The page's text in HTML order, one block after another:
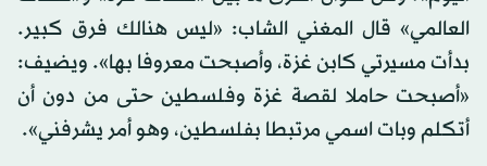
العالمي» قال المغني الشاب: «ليس هنالك فرق كبير.
بدأت مسيرتي كابن غزة، وأصبحت معروفا بها». ويضيف:
«أصبحت حاملا لقصة غزة وفلسطين حتى من دون أن
أتكلم وبات اسمي مرتبطا بفلسطين، وهو أمر يشرفني».